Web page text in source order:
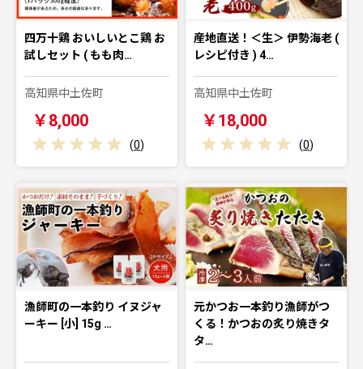
四万十鶏 おいしいとこ鶏 お
試しセット ( もも肉…
高知県中土佐町
￥8,000
(0)
産地直送！＜生＞ 伊勢海老 (
レシピ付き ) 4…
高知県中土佐町
￥18,000
(0)
漁師町の一本釣り イヌジャ
ーキー [小] 15g …
元かつお一本釣り漁師がつ
くる！かつおの炙り焼きタ
タ…